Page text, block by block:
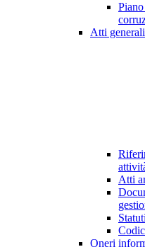
Atti generali
Atti
Oneri